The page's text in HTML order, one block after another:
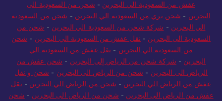
عفش من السعودية الي البحرين - شحن من السعودية الى
البحرين - شحن بري من السعودية الي البحرين - شحن من السعودية
الي البحرين - شركة شحن من السعودية الي البحرين - شحن من
السعودية الى البحرين - نقل عفش من السعودية الي البحرين - شحن
من السعودية الي البحرين - نقل عفش من السعودية الي
البحرين - شركة شحن من الرياض إلى البحرين - شحن عفش من
الرياض الى البحرين - شحن من الرياض الى البحرين - شحن و نقل
عفش من الرياض الي البحرين - شحن من الرياض الي البحرين - نقل
عفش من الرياض الى البحرين - شحن من الرياض الى البحرين - شحن